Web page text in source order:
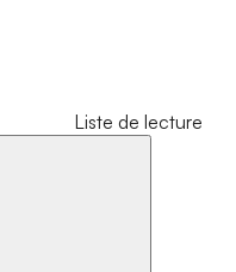
Liste de lecture